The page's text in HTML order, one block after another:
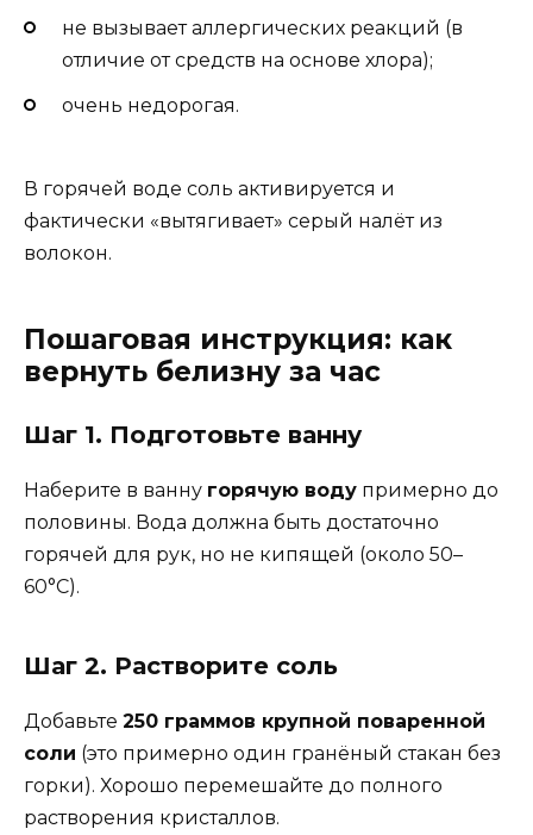
не вызывает аллергических реакций (в
отличие от средств на основе хлора);
очень недорогая.
В горячей воде соль активируется и
фактически «вытягивает» серый налёт из
волокон.
Пошаговая инструкция: как
вернуть белизну за час
Шаг 1. Подготовьте ванну
Наберите в ванну горячую воду примерно до
половины. Вода должна быть достаточно
горячей для рук, но не кипящей (около 50–
60°C).
Шаг 2. Растворите соль
Добавьте 250 граммов крупной поваренной
соли (это примерно один гранёный стакан без
горки). Хорошо перемешайте до полного
растворения кристаллов.